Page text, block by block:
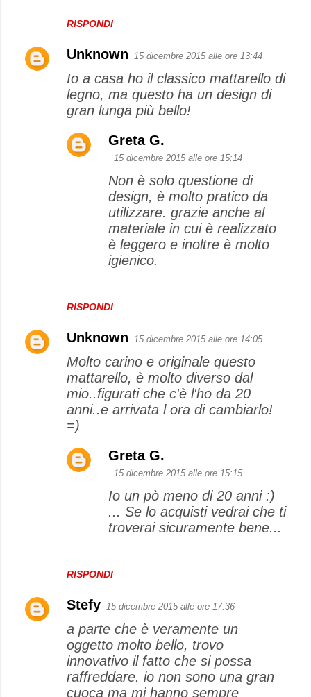
RISPONDI
Unknown 15 dicembre 2015 alle ore 13:44
Io a casa ho il classico mattarello di
legno, ma questo ha un design di
gran lunga più bello!
RISPONDI
Greta G.
15 dicembre 2015 alle ore 15:14
Non è solo questione di
design, è molto pratico da
utilizzare. grazie anche al
materiale in cui è realizzato
è leggero e inoltre è molto
igienico.
Unknown 15 dicembre 2015 alle ore 14:05
Molto carino e originale questo
mattarello, è molto diverso dal
mio..figurati che c'è l'ho da 20
anni..e arrivata l ora di cambiarlo!
=)
RISPONDI
Greta G.
15 dicembre 2015 alle ore 15:15
Io un pò meno di 20 anni :)
... Se lo acquisti vedrai che ti
troverai sicuramente bene...
Stefy 15 dicembre 2015 alle ore 17:36
a parte che è veramente un
oggetto molto bello, trovo
innovativo il fatto che si possa
raffreddare. io non sono una gran
cuoca ma mi hanno sempre